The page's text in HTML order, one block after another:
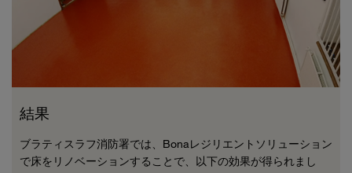
結果
ブラティスラフ消防署では、Bonaレジリエントソリューション
で床をリノベーションすることで、以下の効果が得られまし